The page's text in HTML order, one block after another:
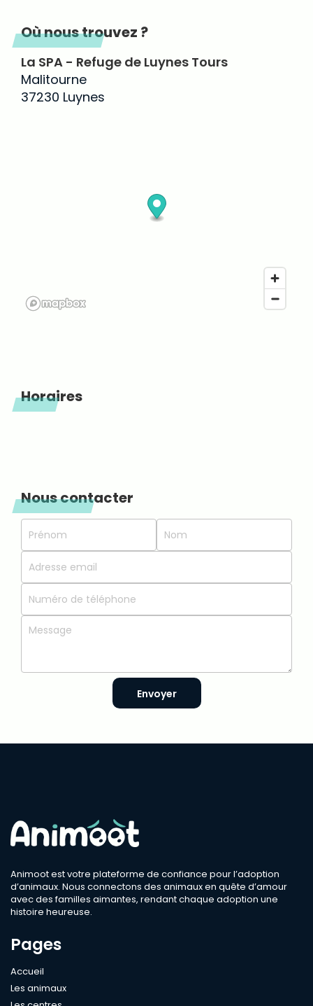
Où nous trouvez ?
La SPA - Refuge de Luynes Tours
Malitourne
37230 Luynes
Horaires
Nous contacter
Envoyer
Animoot est votre plateforme de confiance pour l’adoption
d’animaux. Nous connectons des animaux en quête d’amour
avec des familles aimantes, rendant chaque adoption une
histoire heureuse.
Pages
Accueil
Les animaux